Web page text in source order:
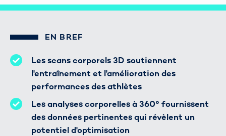
EN BREF
Les scans corporels 3D soutiennent
l'entraînement et l'amélioration des
performances des athlètes
Les analyses corporelles à 360° fournissent
des données pertinentes qui révèlent un
potentiel d'optimisation